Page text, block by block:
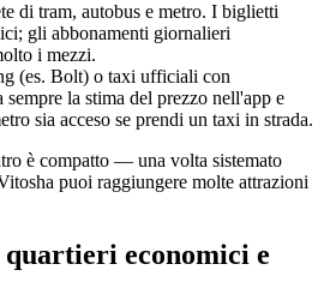
di tram, autobus e metro. I biglietti
gli abbonamenti giornalieri
i mezzi.
(es. Bolt) o taxi ufficiali con
sempre la stima del prezzo nell'app e
sia acceso se prendi un taxi in strada.
è compatto — una volta sistemato
puoi raggiungere molte attrazioni
economici e